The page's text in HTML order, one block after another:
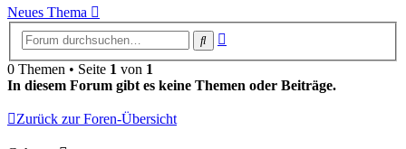
Neues Thema
Suche
0 Themen • Seite 1 von 1
In diesem Forum gibt es keine Themen oder Beiträge.
Zurück zur Foren-Übersicht